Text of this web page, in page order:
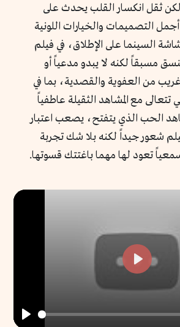
ثقل انكسار القلب يحدث على
التصميمات والخيارات اللونية
السينما على الإطلاق، في فيلم
مسبقاً لكنه لا يبدو مدعياً أو
من العفوية والقصدية، بما في
تتعالى مع المشاهد الثقيلة عاطفياً
الحب الذي يتفتح، يصعب اعتبار
شعور جيداً لكنه بلا شك تجربة
تعود لها مهما باغتتك قسوتها.
Play